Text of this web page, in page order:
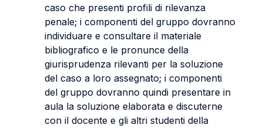
caso che presenti profili di rilevanza
penale; i componenti del gruppo dovranno
individuare e consultare il materiale
bibliografico e le pronunce della
giurisprudenza rilevanti per la soluzione
del caso a loro assegnato; i componenti
del gruppo dovranno quindi presentare in
aula la soluzione elaborata e discuterne
con il docente e gli altri studenti della